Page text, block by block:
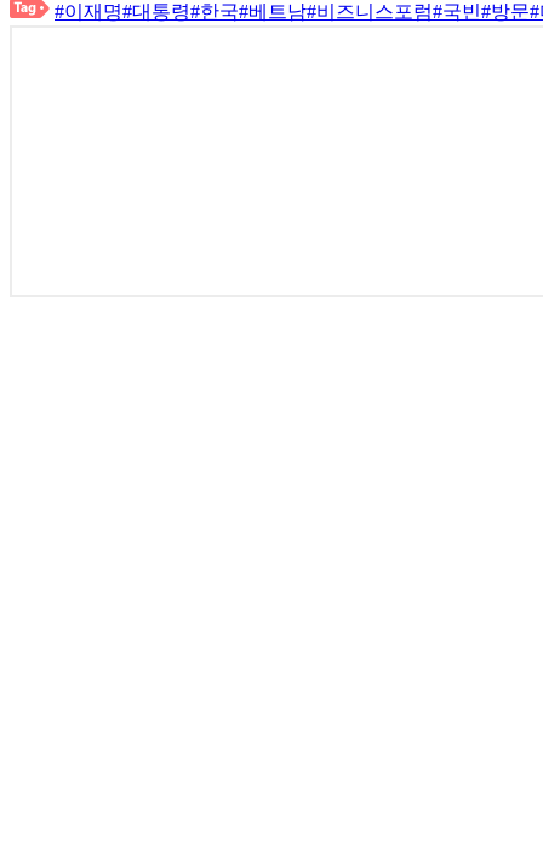
#이재명#대통령#한국#베트남#비즈니스포럼#국빈#방문